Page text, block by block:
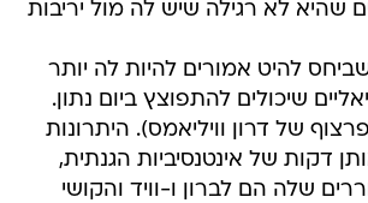
שהיא לא רגילה שיש לה מול יריבות
להיט אמורים להיות לה יותר
שיכולים להתפוצץ ביום נתון.
של דרון וויליאמס). היתרונות
דקות של אינטנסיביות הגנתית,
שלה הם לברון ו-וויד והקושי